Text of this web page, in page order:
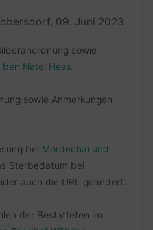
sowie
ben Natel Hess
sowie Anmerkungen
bei Mordechai und
Sterbedatum bei
auch die URL geändert.
der Bestatteten im